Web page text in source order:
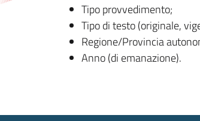
Tipo provvedimento;
Tipo di testo (originale,
Regione/Provincia
Anno (di emanazione).